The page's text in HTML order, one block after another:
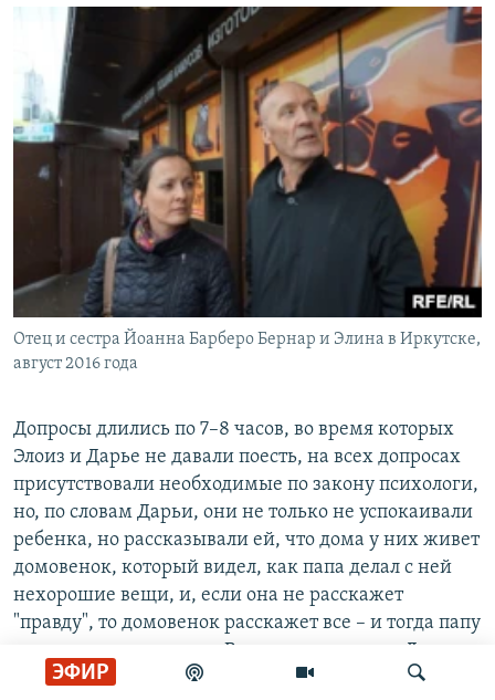
ЭФИР
Отец и сестра Йоанна Барберо Бернар и Элина в Иркутске,
август 2016 года
​Допросы длились по 7–8 часов, во время которых
Элоиз и Дарье не давали поесть, на всех допросах
присутствовали необходимые по закону психологи,
но, по словам Дарьи, они не только не успокаивали
ребенка, но рассказывали ей, что дома у них живет
домовенок, который видел, как папа делал с ней
нехорошие вещи, и, если она не расскажет
"правду", то домовенок расскажет все – и тогда папу
психолог Василенко после одного из допросов